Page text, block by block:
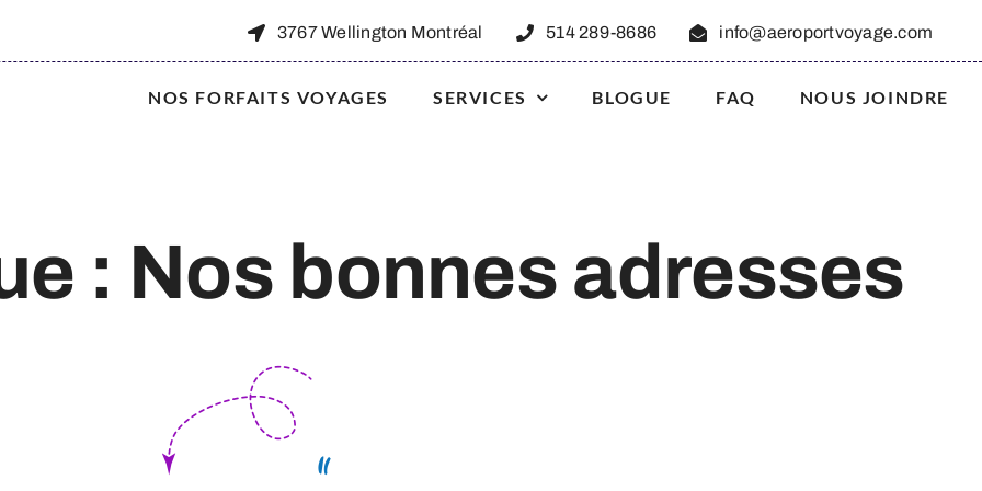
3767 Wellington Montréal 514 289-8686 info@aeroportvoyage.com
NOS FORFAITS VOYAGES SERVICES BLOGUE FAQ NOUS JOINDRE
: Nos bonnes adresses